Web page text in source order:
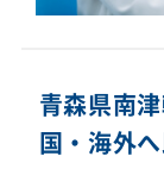
青森県南
国・海外